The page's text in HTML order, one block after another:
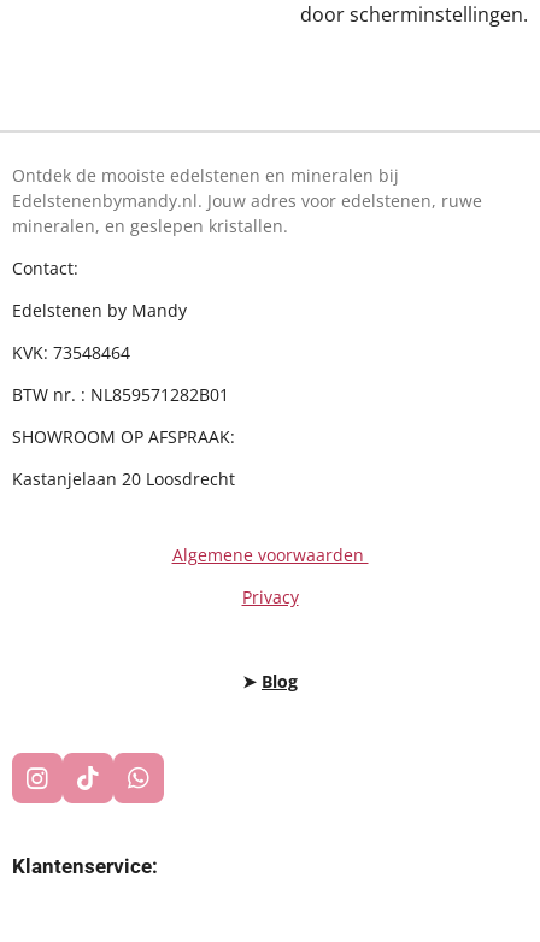
door scherminstellingen.
Ontdek de mooiste edelstenen en mineralen bij
Edelstenenbymandy.nl. Jouw adres voor edelstenen, ruwe
mineralen, en geslepen kristallen.
Contact:
Edelstenen by Mandy
KVK: 73548464
BTW nr. : NL859571282B01
SHOWROOM OP AFSPRAAK:
Kastanjelaan 20 Loosdrecht
Algemene voorwaarden
Privacy
➤ Blog
I
N
T
A
T
I
T
O
W
H
T
S
Klantenservice: